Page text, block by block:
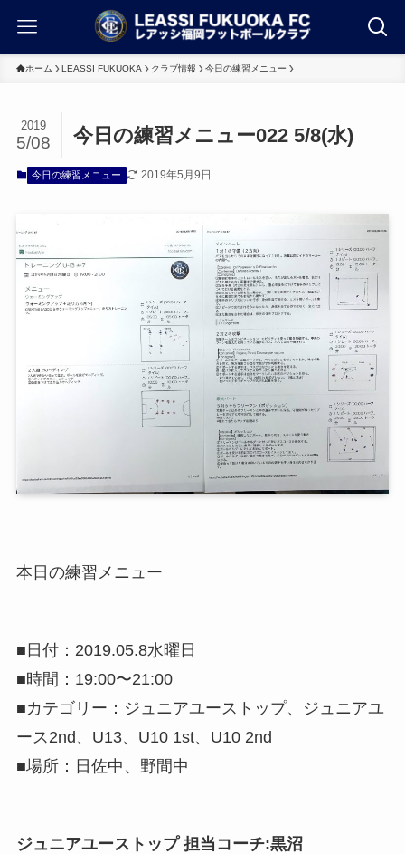
ホーム LEASSI FUKUOKA クラブ情報 今日の練習メニュー
今日の練習メニュー022 5/8(水)
2019
5/08
今日の練習メニュー 2019年5月9日
本日の練習メニュー
■日付：2019.05.8水曜日
■時間：19:00〜21:00
■カテゴリー：ジュニアユーストップ、ジュニアユ
ース2nd、U13、U10 1st、U10 2nd
■場所：日佐中、野間中
ジュニアユーストップ 担当コーチ:黒沼